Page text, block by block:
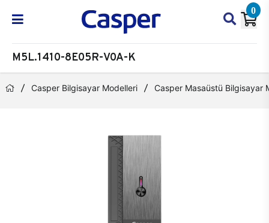
0
M5L.1410-8E05R-V0A-K
Casper Bilgisayar Modelleri Casper Masaüstü Bilgisayar